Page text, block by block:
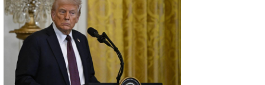
sistemiyle ilgili
kararname olduğu
anlaşıldı